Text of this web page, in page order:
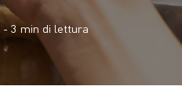
-3 min di lettura